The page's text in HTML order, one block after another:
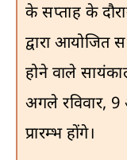
के सप्ताह के
द्वारा आयोजित
होने वाले
अगले रविवार,
प्रारम्भ होंगे।